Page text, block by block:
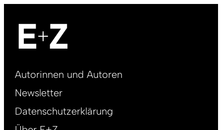
Footer
DE
Autorinnen und Autoren
Newsletter
Datenschutzerklärung